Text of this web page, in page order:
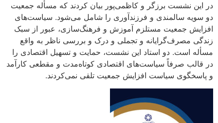
در این نشست برزگر و کاظمی‌پور بیان کردند که مسأله جمعیت
دو سویه سالمندی و فرزندآوری را شامل می‌شود. سیاست‌های
افزایش جمعیت مستلزم آموزش و فرهنگ‌سازی، عبور از سبک‌
زندگی مصرف‌گرایانه و تجملی و درک و بررسی ناظر به واقع
مسأله است. دو استاد این نشست، حمایت و تسهیل اقتصادی را
در قالب صرفاً‌ سیاست‌های اقتصادی کوتاه‌مدت و مقطعی کارآمد
و پاسخگوی سیاست افزایش جمعیت تلقی نمی‌کردند.